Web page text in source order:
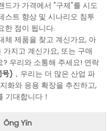
가 가격에서 "구제"를 시도
스트 향상 및 시나리오 침투
한 점이 됩니다.
제품을 찾고 계신가요, 아
지고 계신가요, 또는 구매
우리와 소통해 주세요! 연락
号) ，우리는 더 많은 산업 파
화와 응용 확장을 추진하고,
기대합니다！
Ông Yǐn